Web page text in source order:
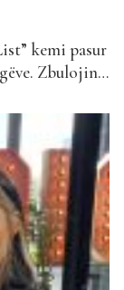
kemi pasur
Zbulojini
me plot 75
Jonida